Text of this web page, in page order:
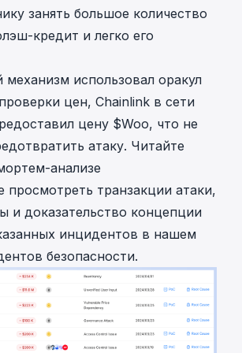
занять большое количество
кредит и легко его
механизм использовал оракул
цен, Chainlink в сети
цену $Woo, что не
атаку. Читайте
анализе
транзакции атаки,
и доказательство концепции
инцидентов в нашем
безопасности.